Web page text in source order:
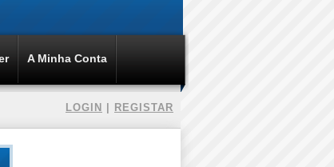
A Minha Conta
LOGIN REGISTAR